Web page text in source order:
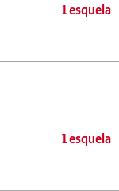
1 esquela
1 esquela